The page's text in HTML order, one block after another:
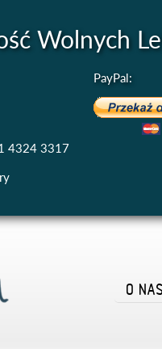
Wolnych
4324 3317
PayPal:
O